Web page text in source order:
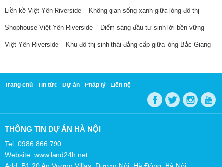
Liền kề Việt Yên Riverside – Không gian sống xanh giữa lòng đô thị
Shophouse Việt Yên Riverside – Điểm sáng đầu tư sinh lời bền vững
Việt Yên Riverside – Khu đô thị sinh thái đẳng cấp giữa lòng Bắc Giang
Trang chủ Tin tức Dự án Pháp lý Liên hệ
THÔNG TIN DỰ ÁN HÀ NỘI
Tel: 0986 866 790
Website: www.land24h.net